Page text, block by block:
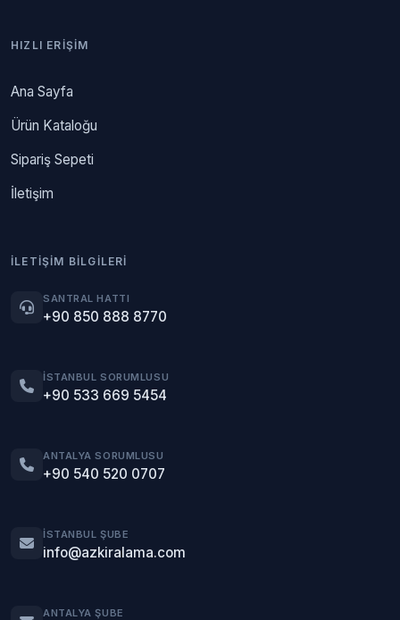
HIZLI ERIŞIM
Ana Sayfa
Ürün Kataloğu
Sipariş Sepeti
İletişim
İLETIŞIM BILGILERI
SANTRAL HATTI
+90 850 888 8770
İSTANBUL SORUMLUSU
+90 533 669 5454
ANTALYA SORUMLUSU
+90 540 520 0707
İSTANBUL ŞUBE
info@azkiralama.com
ANTALYA ŞUBE